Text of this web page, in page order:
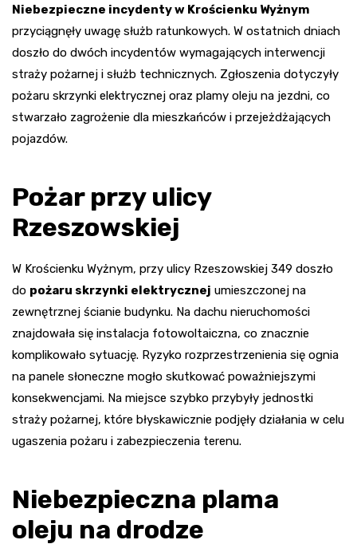
Niebezpieczne incydenty w Krościenku Wyżnym
przyciągnęły uwagę służb ratunkowych. W ostatnich dniach
doszło do dwóch incydentów wymagających interwencji
straży pożarnej i służb technicznych. Zgłoszenia dotyczyły
pożaru skrzynki elektrycznej oraz plamy oleju na jezdni, co
stwarzało zagrożenie dla mieszkańców i przejeżdżających
pojazdów.
Pożar przy ulicy
Rzeszowskiej
W Krościenku Wyżnym, przy ulicy Rzeszowskiej 349 doszło
do pożaru skrzynki elektrycznej umieszczonej na
zewnętrznej ścianie budynku. Na dachu nieruchomości
znajdowała się instalacja fotowoltaiczna, co znacznie
komplikowało sytuację. Ryzyko rozprzestrzenienia się ognia
na panele słoneczne mogło skutkować poważniejszymi
konsekwencjami. Na miejsce szybko przybyły jednostki
straży pożarnej, które błyskawicznie podjęły działania w celu
ugaszenia pożaru i zabezpieczenia terenu.
Niebezpieczna plama
oleju na drodze